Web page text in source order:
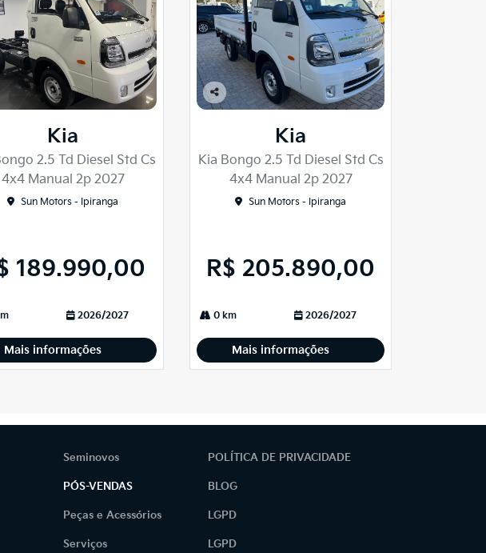
Kia
2.5 Td Diesel Std Cs
4x4 Manual 2p 2027
Sun Motors - Ipiranga
189.990,00
2026/2027
Mais informações
Co
Kia
Kia Bongo 2.5 Td Diesel Std Cs
4x4 Manual 2p 2027
Sun Motors - Ipiranga
R$ 205.890,00
0 km 2026/2027
Mais informações
Seminovos
PÓS-VENDAS
Peças e Acessórios
Serviços
POLÍTICA DE PRIVACIDADE
BLOG
LGPD
LGPD